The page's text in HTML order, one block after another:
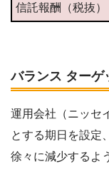
信託報酬（税抜）
バランス ターゲ
運用会社（ニッセ
とする期日を設定
徐々に減少するよ